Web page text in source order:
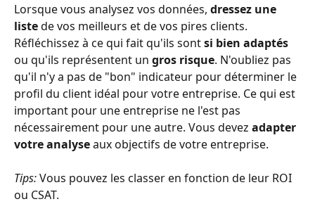
Lorsque vous analysez vos données, dressez une
liste de vos meilleurs et de vos pires clients.
Réfléchissez à ce qui fait qu'ils sont si bien adaptés
ou qu'ils représentent un gros risque. N'oubliez pas
qu'il n'y a pas de "bon" indicateur pour déterminer le
profil du client idéal pour votre entreprise. Ce qui est
important pour une entreprise ne l'est pas
nécessairement pour une autre. Vous devez adapter
votre analyse aux objectifs de votre entreprise.
Tips: Vous pouvez les classer en fonction de leur ROI
ou CSAT.